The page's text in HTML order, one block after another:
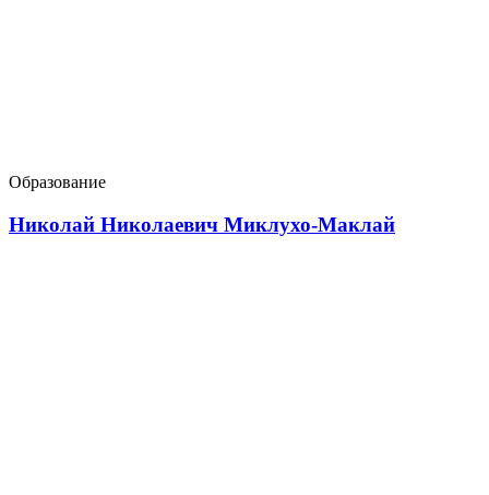
Образование
Николай Николаевич Миклухо-Маклай